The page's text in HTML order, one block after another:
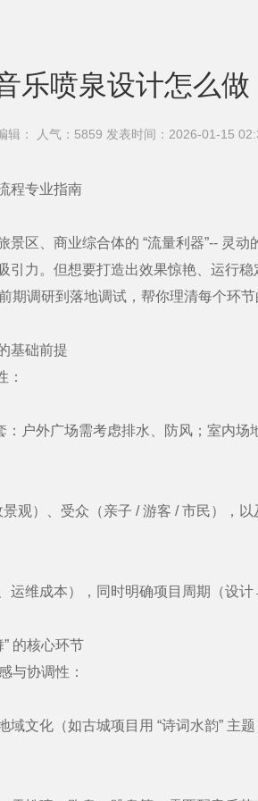
乐喷泉设计怎么做
辑： 人气：5859 发表时间：2026-01-15
程专业指南
、商业综合体的 “流量利器”-- 灵动
引力。但想要打造出效果惊艳、运行
期调研到落地调试，帮你理清每个环节
基础前提
外广场需考虑排水、防风；室内场
）、受众（亲子 / 游客 / 市民），以
维成本），同时明确项目周期（设
的核心环节
与协调性：
化（如古城项目用 “诗词水韵” 主